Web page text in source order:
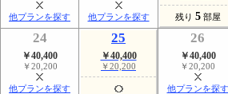
他プランを探す 他プランを探す 残り 5 部屋
24
￥40,400
￥20,200
他プランを探す
25
￥40,400
￥20,200
26
￥40,400
￥20,200
他プランを探す